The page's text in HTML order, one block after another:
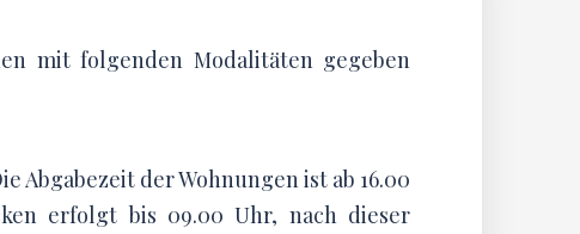
mit folgenden Modalitäten gegeben
Abgabezeit der Wohnungen ist ab 16.00
erfolgt bis 09.00 Uhr, nach dieser